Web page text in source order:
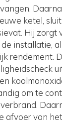
ketel,
Hij zorgt
installatie,
rendement.
om te
afvoer van